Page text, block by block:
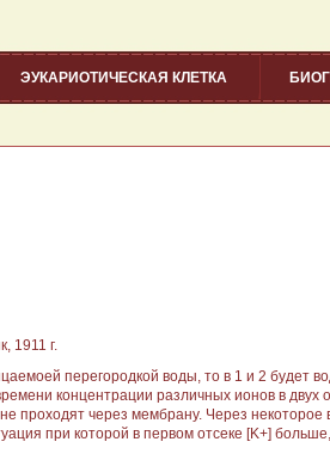
ЭУКАРИОТИЧЕСКАЯ КЛЕТКА
1911 г.
перегородкой воды, то в 1 и 2 будет
концентрации различных ионов в двух
проходят через мембрану. Через
при которой в первом отсеке [K+]